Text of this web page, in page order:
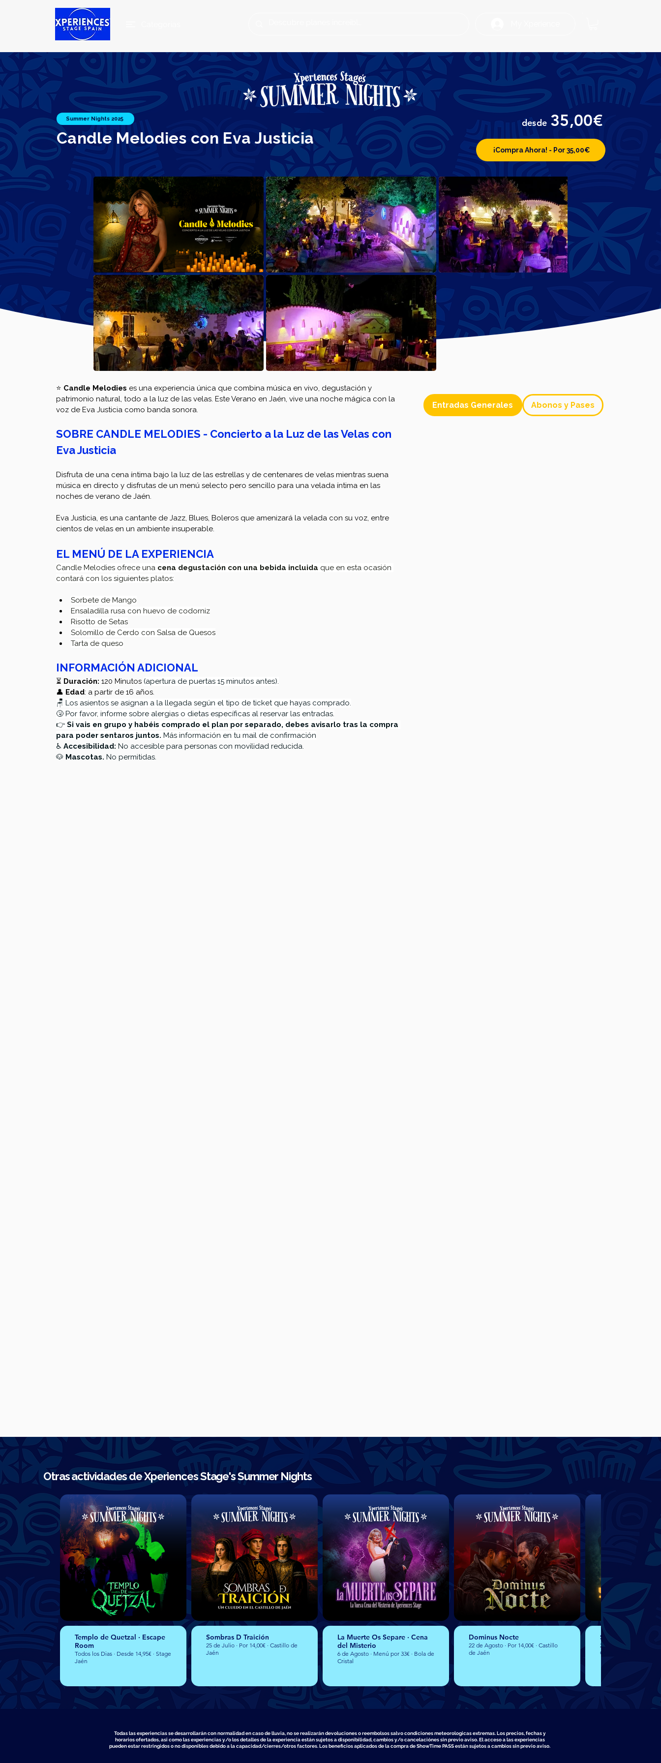
Summer Nights 2025
Candle Melodies con Eva Justicia
desde 35,00€
¡Compra Ahora! - Por 35,00€
⭐ Candle Melodies es una experiencia única que combina música en vivo, degustación y
patrimonio natural, todo a la luz de las velas. Este Verano en Jaén, vive una noche mágica con la
voz de Eva Justicia como banda sonora.
SOBRE CANDLE MELODIES - Concierto a la Luz de las Velas con
Eva Justicia
Disfruta de una cena íntima bajo la luz de las estrellas y de centenares de velas mientras suena
música en directo y disfrutas de un menú selecto pero sencillo para una velada íntima en las
noches de verano de Jaén.
Eva Justicia, es una cantante de Jazz, Blues, Boleros que amenizará la velada con su voz, entre
cientos de velas en un ambiente insuperable.
EL MENÚ DE LA EXPERIENCIA
Candle Melodies ofrece una cena degustación con una bebida incluida que en esta ocasión
contará con los siguientes platos:
Sorbete de Mango
Ensaladilla rusa con huevo de codorniz
Risotto de Setas
Solomillo de Cerdo con Salsa de Quesos
Tarta de queso
INFORMACIÓN ADICIONAL
⏳ Duración: 120 Minutos (apertura de puertas 15 minutos antes).
👤 Edad: a partir de 16 años.
🪑 Los asientos se asignan a la llegada según el tipo de ticket que hayas comprado.
🤧 Por favor, informe sobre alergias o dietas específicas al reservar las entradas.
👉 Si vais en grupo y habéis comprado el plan por separado, debes avisarlo tras la compra
para poder sentaros juntos. Más información en tu mail de confirmación
♿ Accesibilidad: No accesible para personas con movilidad reducida.
🐶 Mascotas. No permitidas.
Entradas Generales Abonos y Pases
Otras actividades de Xperiences Stage's Summer Nights
Templo de Quetzal · Escape
Room
Todos los Dias · Desde 14,95€ · Stage
Jaén
Sombras D Traición
25 de Julio · Por 14,00€ · Castillo de
Jaén
La Muerte Os Separe · Cena
del Misterio
6 de Agosto · Menú por 33€ · Bola de
Cristal
Dominus Nocte
22 de Agosto · Por 14,00€ · Castillo
de Jaén
Shanghai · Cena
23 Agosto · Menú por
Cristal
Todas las experiencias se desarrollarán con normalidad en caso de lluvia, no se realizarán devoluciones o reembolsos salvo condiciones meteorologicas extremas. Los precios, fechas y
horarios ofertados, asi como las experiencias y/o los detalles de la experiencia están sujetos a disponibilidad, cambios y/o cancelaciónes sin previo aviso. El acceso a las experiencias
pueden estar restringidos o no disponibles debido a la capacidad/cierres/otros factores. Los beneficios aplicados de la compra de ShowTime PASS están sujetos a cambios sin previo aviso.